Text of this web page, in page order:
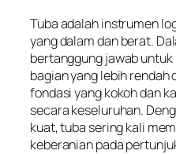
Tuba adalah instrumen
yang dalam dan berat.
bertanggung jawab
bagian yang lebih
fondasi yang kokoh dan
secara keseluruhan.
kuat, tuba sering kali
keberanian pada